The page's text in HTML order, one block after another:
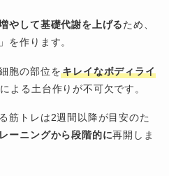
やして基礎代謝を上げるため、
を作ります。
胞の部位をキレイなボディライ
よる土台作りが不可欠です。
筋トレは2週間以降が目安のた
ーニングから段階的に再開しま